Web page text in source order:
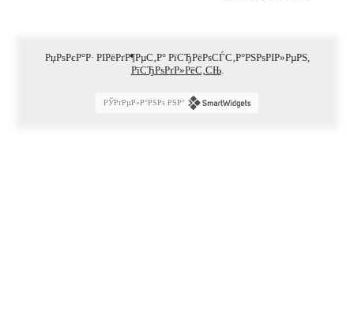
РџРѕРєР°Р· РІРёРґР¶РµС‚Р° РїСЂРёРѕСЃС‚Р°РЅРѕРІР»РµРЅ,
РїСЂРѕРґР»РёС‚СЊ.
РЎРґРµР»Р°РЅРѕ РЅР°